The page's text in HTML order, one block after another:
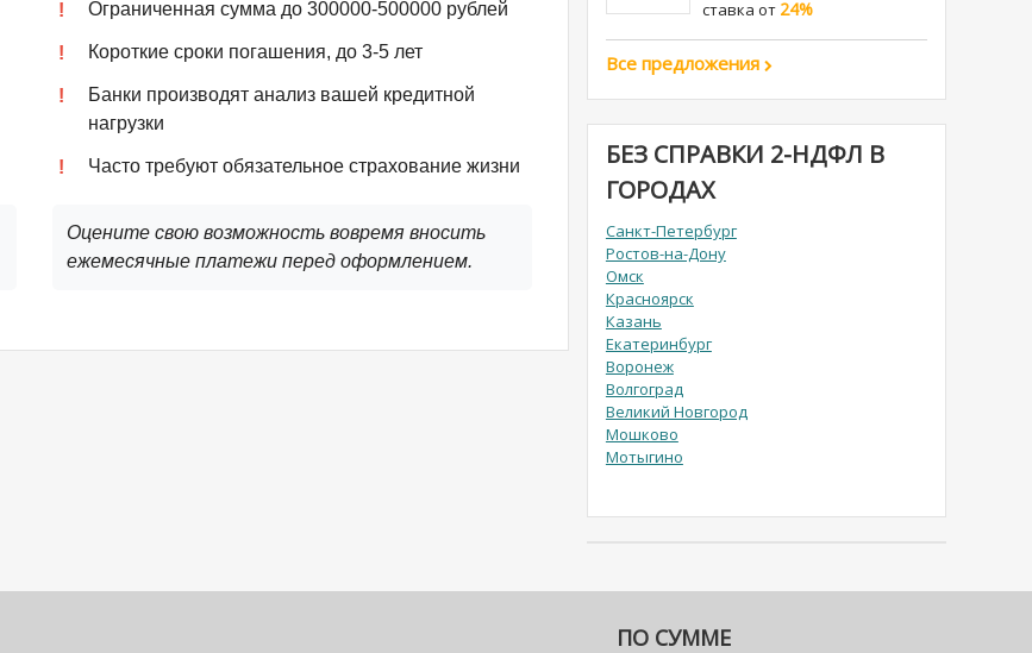
Ограниченная сумма до 300000-500000 рублей
Короткие сроки погашения, до 3-5 лет
Банки производят анализ вашей кредитной
нагрузки
Часто требуют обязательное страхование жизни
Оцените свою возможность вовремя вносить
ежемесячные платежи перед оформлением.
cтавка от 24%
Все предложения
БЕЗ СПРАВКИ 2-НДФЛ В
ГОРОДАХ
Санкт-Петербург
Ростов-на-Дону
Омск
Красноярск
Казань
Екатеринбург
Воронеж
Волгоград
Великий Новгород
Мошково
Мотыгино
ПО СУММЕ